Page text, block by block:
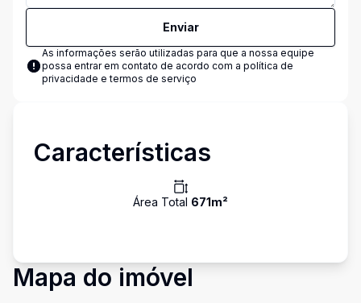
Enviar
As informações serão utilizadas para que a nossa equipe
possa entrar em contato de acordo com a política de
privacidade e termos de serviço
Características
Área Total 671m²
Mapa do imóvel